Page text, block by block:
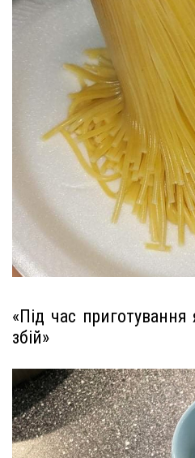
«Під час
збій»